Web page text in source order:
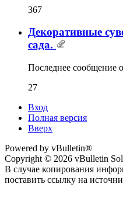
367
Декоративные
сада.
Последнее сообщение
27
Вход
Полная версия
Вверх
Powered by vBulletin®
Copyright © 2026 vBulletin
В случае копирования
поставить ссылку на